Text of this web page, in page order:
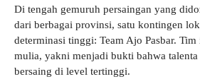
​Di tengah gemuruh persaingan yang
dari berbagai provinsi, satu kontingen
determinasi tinggi: Team Ajo Pasbar.
mulia, yakni menjadi bukti bahwa talenta
bersaing di level tertinggi.